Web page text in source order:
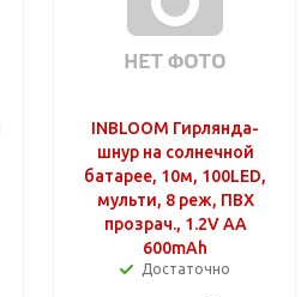
INBLOOM Гирлянда-
шнур на солнечной
батарее, 10м, 100LED,
мульти, 8 реж, ПВХ
прозрач., 1.2V AA
600mAh
Достаточно